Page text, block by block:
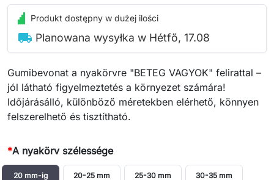
Produkt dostępny w dużej ilości
local_shipping Planowana wysyłka w Hétfő, 17.08
Gumibevonat a nyakörvre "BETEG VAGYOK" felirattal –
jól látható figyelmeztetés a környezet számára!
Időjárásálló, különböző méretekben elérhető, könnyen
felszerelhető és tisztítható.
*A nyakörv szélessége
20 mm-ig 20-25 mm 25-30 mm 30-35 mm